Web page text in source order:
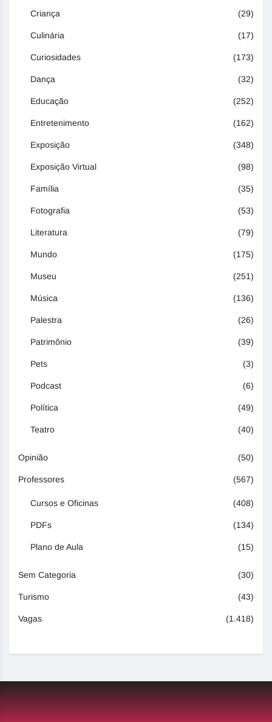
Criança (29)
Culinária (17)
Curiosidades (173)
Dança (32)
Educação (252)
Entretenimento (162)
Exposição (348)
Exposição Virtual (98)
Família (35)
Fotografia (53)
Literatura (79)
Mundo (175)
Museu (251)
Música (136)
Palestra (26)
Patrimônio (39)
Pets (3)
Podcast (6)
Política (49)
Teatro (40)
Opinião (50)
Professores (567)
Cursos e Oficinas (408)
PDFs (134)
Plano de Aula (15)
Sem Categoria (30)
Turismo (43)
Vagas (1.418)